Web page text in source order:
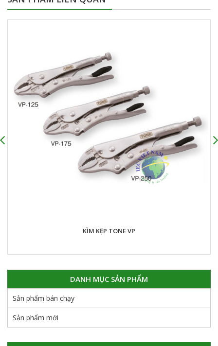
KÌM KẸP TONE VP
DANH MỤC SẢN PHẨM
Sản phẩm bán chạy
Sản phẩm mới